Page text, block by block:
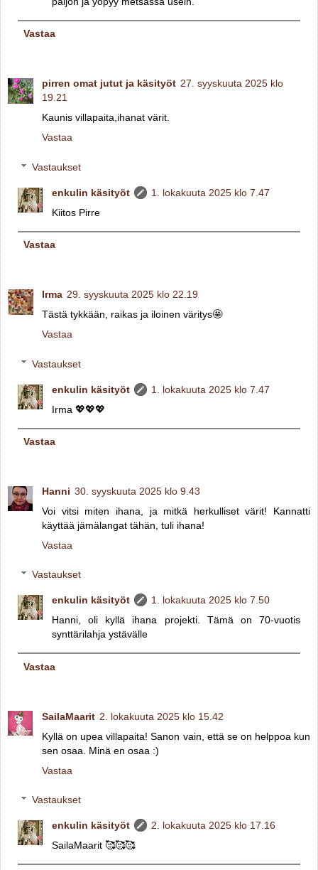
Vastaa
pirren omat jutut ja käsityöt 27. syyskuuta 2025 klo
19.21
Kaunis villapaita,ihanat värit.
Vastaa
Vastaukset
enkulin käsityöt
1. lokakuuta 2025 klo 7.47
Kiitos Pirre
Vastaa
Irma 29. syyskuuta 2025 klo 22.19
Tästä tykkään, raikas ja iloinen väritys🤩
Vastaa
Vastaukset
enkulin käsityöt
1. lokakuuta 2025 klo 7.47
Irma 💖💖💖
Vastaa
Hanni 30. syyskuuta 2025 klo 9.43
Voi vitsi miten ihana, ja mitkä herkulliset värit! Kannatti
käyttää jämälangat tähän, tuli ihana!
Vastaa
Vastaukset
enkulin käsityöt
1. lokakuuta 2025 klo 7.50
Hanni, oli kyllä ihana projekti. Tämä on 70-vuotis
synttärilahja ystävälle
Vastaa
SailaMaarit 2. lokakuuta 2025 klo 15.42
Kyllä on upea villapaita! Sanon vain, että se on helppoa kun
sen osaa. Minä en osaa :)
Vastaa
Vastaukset
enkulin käsityöt
2. lokakuuta 2025 klo 17.16
SailaMaarit 🥰🥰🥰